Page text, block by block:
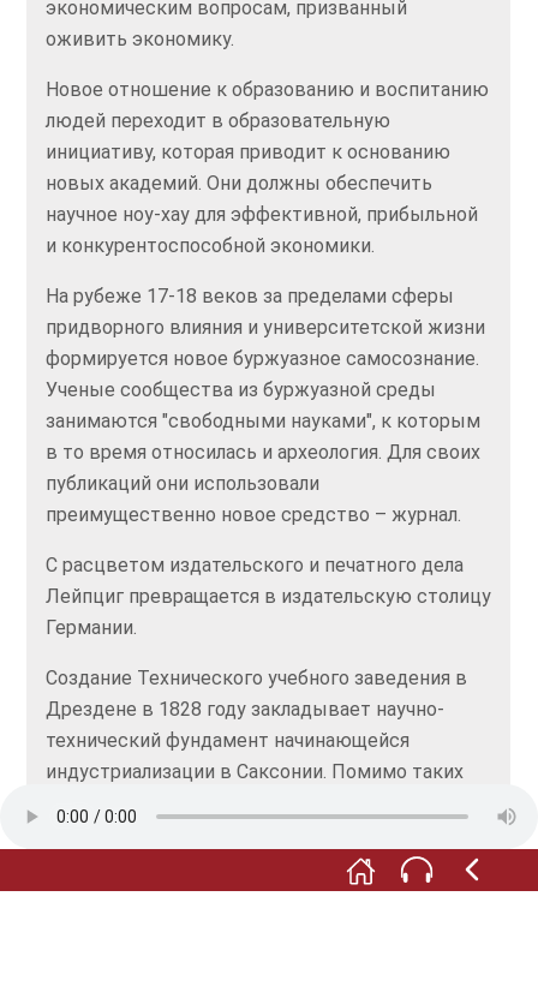
экономическим вопросам, призванный
оживить экономику.
Новое отношение к образованию и воспитанию
людей переходит в образовательную
инициативу, которая приводит к основанию
новых академий. Они должны обеспечить
научное ноу-хау для эффективной, прибыльной
и конкурентоспособной экономики.
На рубеже 17-18 веков за пределами сферы
придворного влияния и университетской жизни
формируется новое буржуазное самосознание.
Ученые сообщества из буржуазной среды
занимаются "свободными науками", к которым
в то время относилась и археология. Для своих
публикаций они использовали
преимущественно новое средство – журнал.
С расцветом издательского и печатного дела
Лейпциг превращается в издательскую столицу
Германии.
Создание Технического учебного заведения в
Дрездене в 1828 году закладывает научно-
технический фундамент начинающейся
индустриализации в Саксонии. Помимо таких
ситуационное черчение и черчение плана.